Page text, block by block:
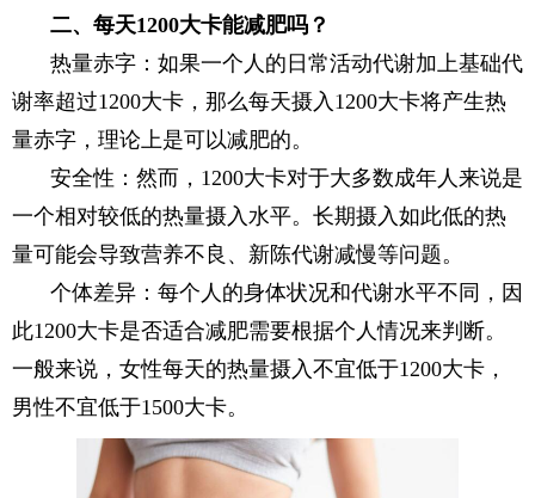
二、每天1200大卡能减肥吗？
热量赤字：如果一个人的日常活动代谢加上基础代
谢率超过1200大卡，那么每天摄入1200大卡将产生热
量赤字，理论上是可以减肥的。
安全性：然而，1200大卡对于大多数成年人来说是
一个相对较低的热量摄入水平。长期摄入如此低的热
量可能会导致营养不良、新陈代谢减慢等问题。
个体差异：每个人的身体状况和代谢水平不同，因
此1200大卡是否适合减肥需要根据个人情况来判断。
一般来说，女性每天的热量摄入不宜低于1200大卡，
男性不宜低于1500大卡。